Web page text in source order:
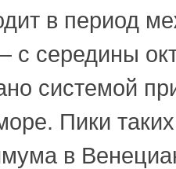
в период
с середины
системой
Пики
в